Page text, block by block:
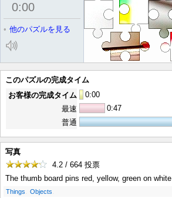
0:00
• 他のパズルを見る
このパズルの完成タイム
お客様の完成タイム
0:00
最速
0:47
普通
写真
4.2 / 664 投票
The thumb board pins red, yellow, green on white
Things Objects